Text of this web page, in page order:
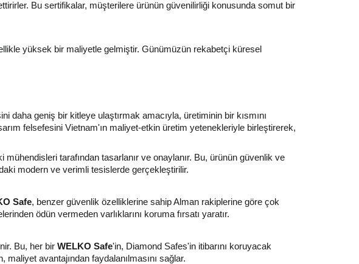
Bu sertifikalar, müşterilere ürünün güvenilirliği konusunda somut bir
yüksek bir maliyetle gelmiştir. Günümüzün rekabetçi küresel
geniş bir kitleye ulaştırmak amacıyla, üretiminin bir kısmını
felsefesini Vietnam'ın maliyet-etkin üretim yetenekleriyle birleştirerek,
tarafından tasarlanır ve onaylanır. Bu, ürünün güvenlik ve
modern ve verimli tesislerde gerçekleştirilir.
Safe, benzer güvenlik özelliklerine sahip Alman rakiplerine göre çok
ödün vermeden varlıklarını koruma fırsatı yaratır.
Bu, her bir WELKO Safe'in, Diamond Safes'in itibarını koruyacak
maliyet avantajından faydalanılmasını sağlar.